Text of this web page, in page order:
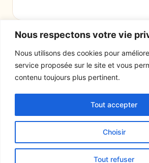
Nous respectons votre vie
Nous utilisons des cookies pour
service proposée sur le site et vous
contenu toujours plus pertinent.
Choisir
Tout refuser
Tout accepter
© 2026 Tout un